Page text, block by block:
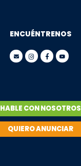
ENCUÉNTRENOS
HABLE CON NOSOTROS
QUIERO ANUNCIAR